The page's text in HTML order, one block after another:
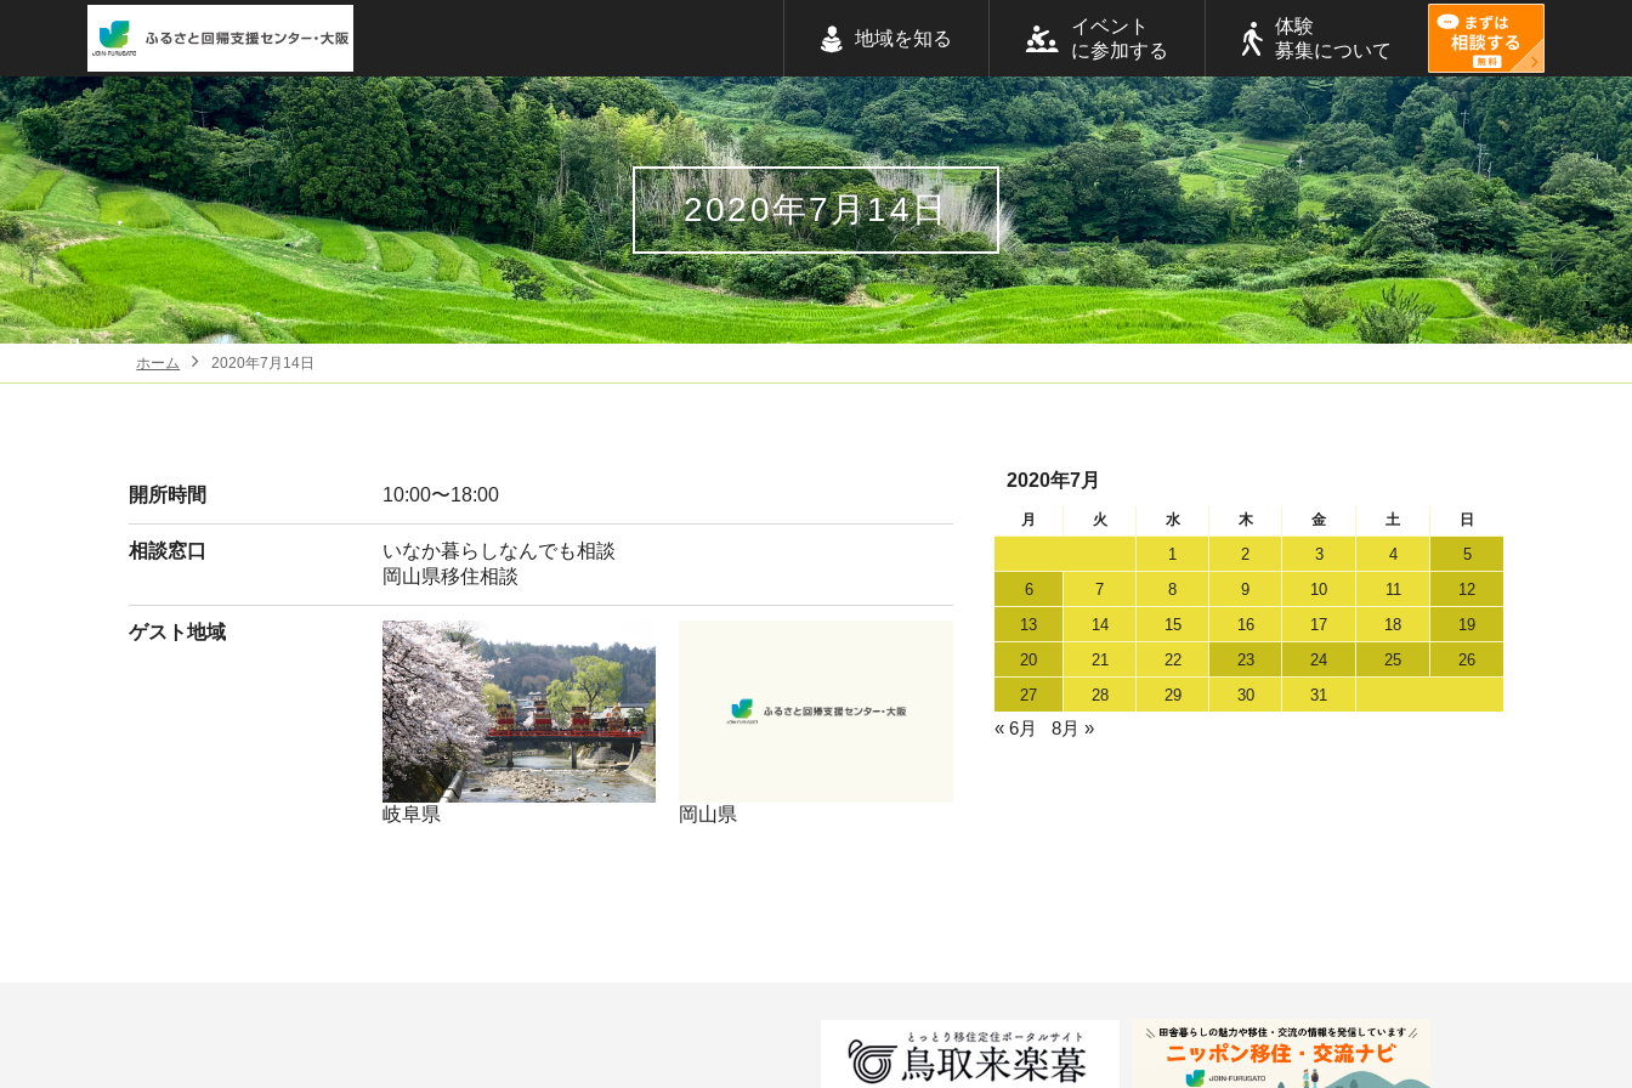
地域を知る
イベント
に参加する
体験
募集について
2020年7月14日
ホーム 2020年7月14日
開所時間 10:00〜18:00
相談窓口
いなか暮らしなんでも相談
岡山県移住相談
ゲスト地域
岐阜県 岡山県
2020年7月
月 火 水 木 金 土 日
1 2 3 4
5
6
7 8 9 10 11
12
13
14 15 16 17 18
19
20
21 22 23 24 25
26
27
28 29 30 31
« 6月 8月 »